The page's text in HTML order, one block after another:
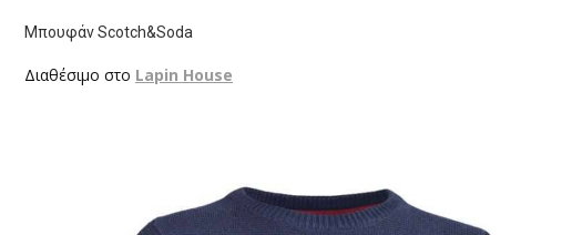
Μπουφάν Scotch&Soda
Διαθέσιμο στο Lapin House